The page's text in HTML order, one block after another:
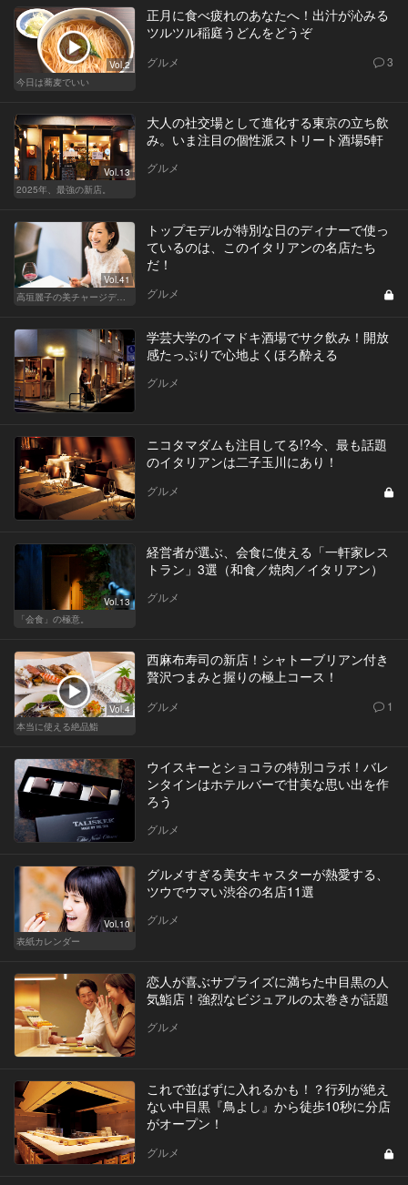
Vol.2
今日は蕎麦でいい
正月に食べ疲れのあなたへ！出汁が沁みる
ツルツル稲庭うどんをどうぞ
グルメ 3
Vol.13
2025年、最強の新店。
大人の社交場として進化する東京の立ち飲
み。いま注目の個性派ストリート酒場5軒
グルメ
Vol.41
トップモデルが特別な日のディナーで使っ
ているのは、このイタリアンの名店たち
だ！
グルメ
学芸大学のイマドキ酒場でサク飲み！開放
感たっぷりで心地よくほろ酔える
グルメ
ニコタマダムも注目してる!?今、最も話題
のイタリアンは二子玉川にあり！
グルメ
Vol.13
「会食」の極意。
経営者が選ぶ、会食に使える「一軒家レス
トラン」3選（和食／焼肉／イタリアン）
グルメ
Vol.4
本当に使える絶品鮨
西麻布寿司の新店！シャトーブリアン付き
贅沢つまみと握りの極上コース！
グルメ 1
ウイスキーとショコラの特別コラボ！バレ
ンタインはホテルバーで甘美な思い出を作
ろう
グルメ
Vol.10
表紙カレンダー
グルメすぎる美女キャスターが熱愛する、
ツウでウマい渋谷の名店11選
グルメ
恋人が喜ぶサプライズに満ちた中目黒の人
気鮨店！強烈なビジュアルの太巻きが話題
グルメ
これで並ばずに入れるかも！？行列が絶え
ない中目黒『鳥よし』から徒歩10秒に分店
がオープン！
グルメ